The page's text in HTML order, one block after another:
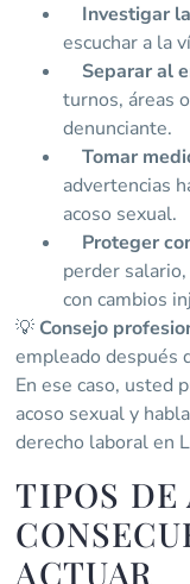
Investigar
escuchar a la
Separar al
turnos, áreas
denunciante.
Tomar
advertencias
acoso sexual.
Proteger
perder
con cambios
💡 Consejo
empleado después
En ese caso, usted
acoso sexual y
derecho laboral en
TIPOS DE
ACTUAR